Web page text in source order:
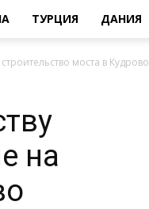
ТУРЦИЯ ДАНИЯ
моста в Кудрово
на